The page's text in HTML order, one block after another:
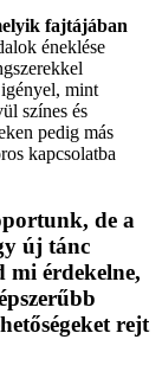
fajtájában
éneklése
mint
színes és
pedig más
kapcsolatba
de a
új tánc
mi érdekelne,
rejt